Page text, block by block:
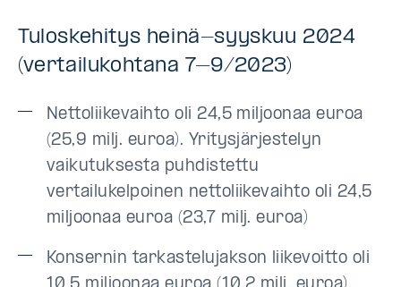
Tuloskehitys heinä-syyskuu 2024
(vertailukohtana 7–9/2023)
Nettoliikevaihto oli 24,5 miljoonaa euroa
(25,9 milj. euroa). Yritysjärjestelyn
vaikutuksesta puhdistettu
vertailukelpoinen nettoliikevaihto oli 24,5
miljoonaa euroa (23,7 milj. euroa)
Konsernin tarkastelujakson liikevoitto oli